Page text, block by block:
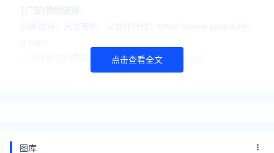
让资讯触达的更精准有趣：https://www.0xu.cn/
*文章为作者独立观点，不代表 爱尖刀 立场
点击查看全文
图库